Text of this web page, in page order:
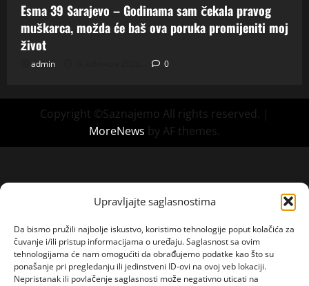
Upravljajte saglasnostima
Da bismo pružili najbolje iskustvo, koristimo tehnologije poput kolačića za
čuvanje i/ili pristup informacijama o uređaju. Saglasnost sa ovim
tehnologijama će nam omogućiti da obrađujemo podatke kao što su
ponašanje pri pregledanju ili jedinstveni ID-ovi na ovoj veb lokaciji.
Nepristanak ili povlačenje saglasnosti može negativno uticati na
Esma 39 Sarajevo – Godinama sam čekala pravog
muškarca, možda će baš ova poruka promijeniti moj
život
admin 0
Copyright ©Saznajemo All rights reserved. |
MoreNews by AF themes.